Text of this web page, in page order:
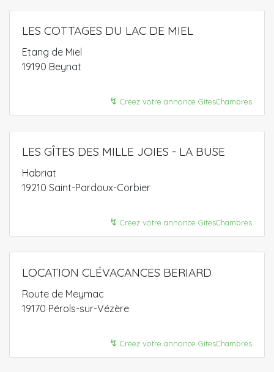
LES COTTAGES DU LAC DE MIEL
Etang de Miel
19190 Beynat
↯ Créez votre annonce GitesChambres
LES GÎTES DES MILLE JOIES - LA BUSE
Habriat
19210 Saint-Pardoux-Corbier
↯ Créez votre annonce GitesChambres
LOCATION CLÉVACANCES BERIARD
Route de Meymac
19170 Pérols-sur-Vézère
↯ Créez votre annonce GitesChambres